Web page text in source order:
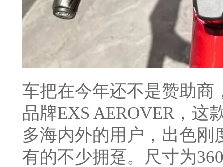
车把在今年还不是赞助商
品牌EXS AEROVER，这
多海内外的用户，出色
有的不少拥趸。
尺寸为